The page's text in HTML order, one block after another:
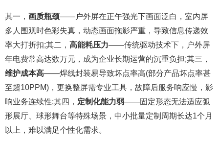
其一， 画质瓶颈——户外屏在正午强光下画面泛白，室内屏
多人围观时色彩失真，动态画面拖影严重，导致信息传递效
率大打折扣;其二， 高能耗压力——传统驱动技术下，户外屏
年电费常高达数万元，成为企业长期运营的沉重负担;其三，
维护成本高——焊线封装易导致坏点率高(部分产品坏点率甚
至超10PPM)，更换整屏需专业工具，故障后服务响应慢，影
响业务连续性;其四， 定制化能力弱——固定形态无法适应弧
形展厅、球形舞台等特殊场景，中小批量定制周期长达1个月
以上，难以满足个性化需求。